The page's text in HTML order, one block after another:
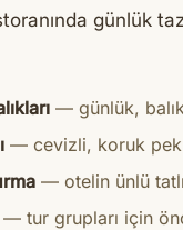
günlük
— günlük,
— cevizli, koruk
— otelin ünlü
— tur grupları için